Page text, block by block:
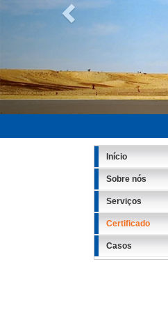
Início
Sobre nós
Serviços
Certificado
Casos